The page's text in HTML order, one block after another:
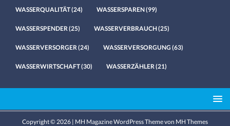
WASSERQUALITÄT(24) WASSERSPAREN(99)
WASSERSPENDER (25) WASSERVERBRAUCH(25)
WASSERVERSORGER (24) WASSERVERSORGUNG (63)
WASSERWIRTSCHAFT(30) WASSERZÄHLER (21)
Copyright © 2026 | MH Magazine WordPress Theme von MH Themes